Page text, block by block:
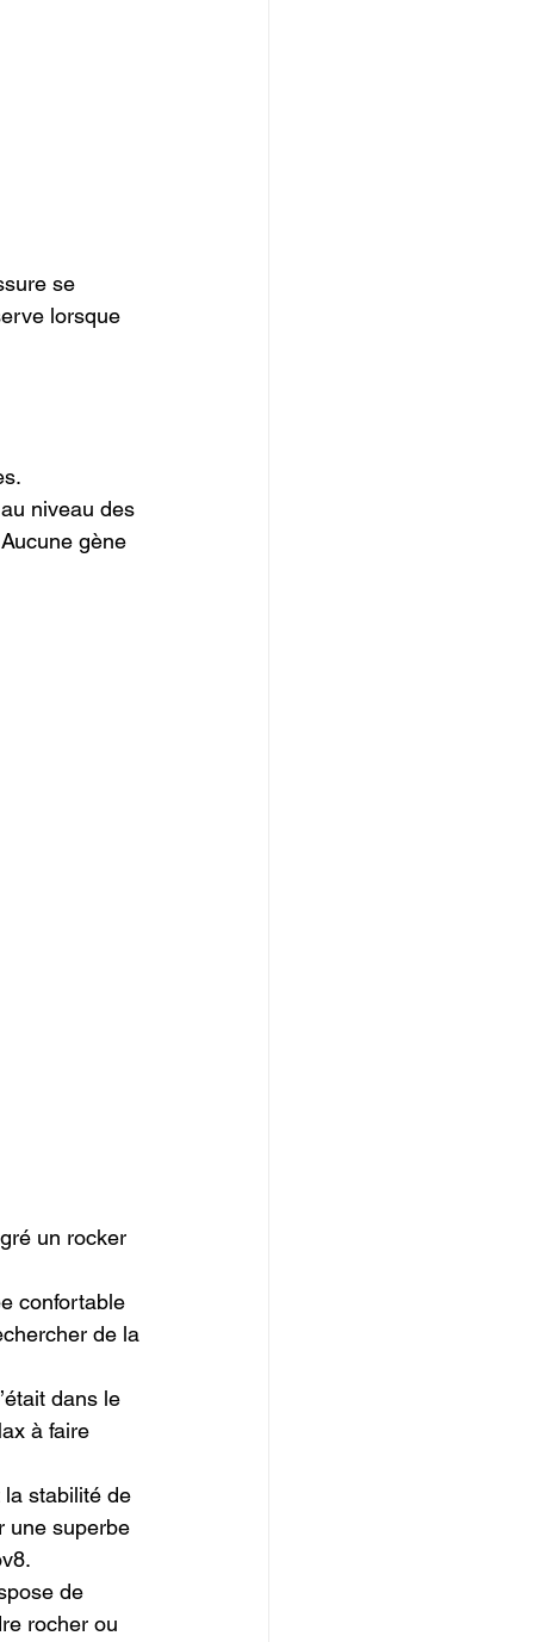
se
lorsque
niveau des
gène
un rocker
confortable
de la
dans le
à faire
la stabilité de
une superbe
de
rocher ou